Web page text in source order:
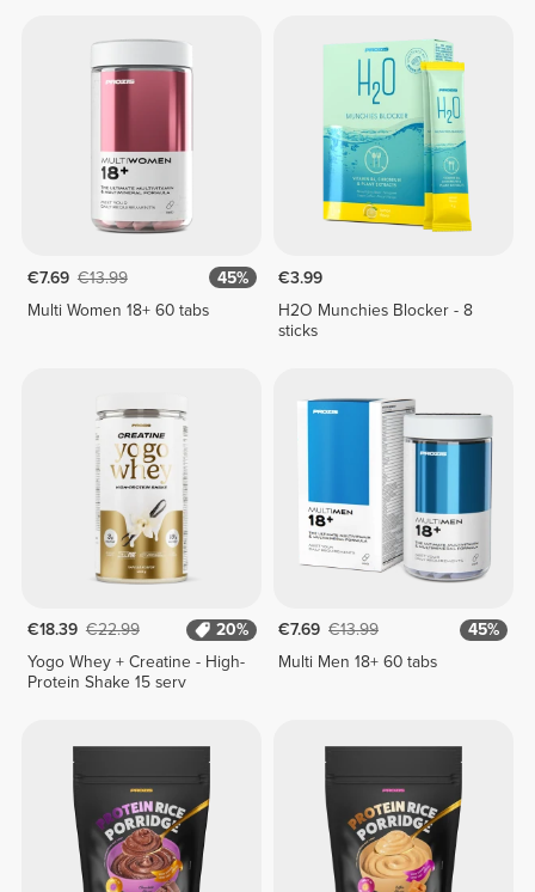
€7.69 €13.99
45%
Multi Women 18+ 60 tabs
€3.99
H2O Munchies Blocker - 8
sticks
€18.39 €22.99
20%
Yogo Whey + Creatine - High-
Protein Shake 15 serv
€7.69 €13.99
45%
Multi Men 18+ 60 tabs